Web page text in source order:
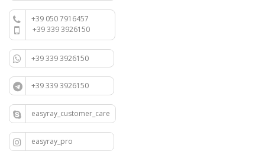
+39 050 7916457
+39 339 3926150
+39 339 3926150
+39 339 3926150
easyray_customer_care
easyray_pro